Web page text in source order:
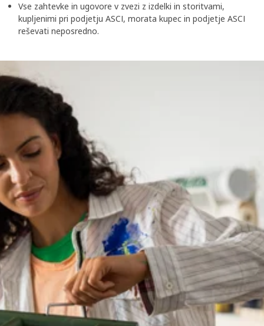
Vse zahtevke in ugovore v zvezi z izdelki in storitvami,
kupljenimi pri podjetju ASCI, morata kupec in podjetje ASCI
reševati neposredno.